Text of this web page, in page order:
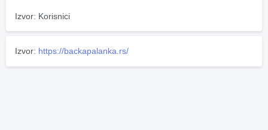
Izvor: Korisnici
Izvor: https://backapalanka.rs/